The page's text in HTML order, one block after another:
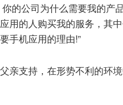
的公司为什么需要我的产
用的人购买我的服务，其
手机应用的理由!”
亲支持，在形势不利的环